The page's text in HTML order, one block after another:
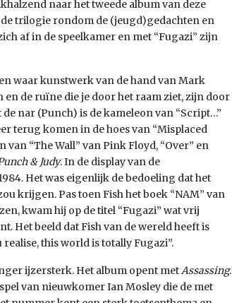
naar het tweede album van deze
de trilogie rondom de (jeugd)gedachten en
af in de speelkamer en met “Fugazi” zijn
waar kunstwerk van de hand van Mark
de ruïne die je door het raam ziet, zijn door
nar (Punch) is de kameleon van “Script…”
terug komen in de hoes van “Misplaced
van “The Wall” van PinkFloyd, “Over” en
& Judy. In de display van de
Het was eigenlijk de bedoeling dat het
krijgen. Pas toen Fish het boek “NAM” van
kwam hij op de titel “Fugazi” wat vrij
Het beeld dat Fish van de wereld heeft is
this world is totally Fugazi”.
ijzersterk. Het album opent metAssassing.
van nieuwkomer Ian Mosley die de met